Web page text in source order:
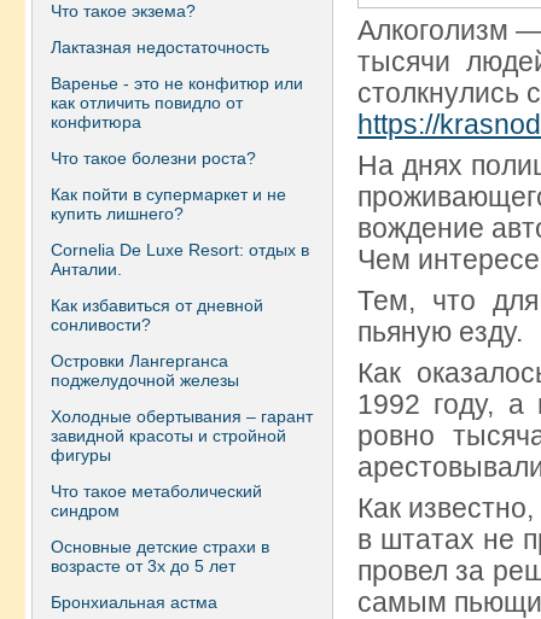
Что такое экзема?
Лактазная недостаточность
Варенье - это не конфитюр или
как отличить повидло от
конфитюра
Что такое болезни роста?
Как пойти в супермаркет и не
купить лишнего?
Сornelia De Luxe Resort: отдых в
Анталии.
Как избавиться от дневной
сонливости?
Островки Лангерганса
поджелудочной железы
Холодные обертывания – гарант
завидной красоты и стройной
фигуры
Что такое метаболический
синдром
Основные детские страхи в
возрасте от 3х до 5 лет
Бронхиальная астма
Алкоголизм
тысячи
столкнулись
https://
На днях
вождение
Чем
Тем, что
пьяную езду.
Как
1992 году, а
ровно
Как
в штатах не
провел за
самым